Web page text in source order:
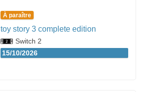
À paraître
toy story 3 complete edition
Switch 2
15/10/2026